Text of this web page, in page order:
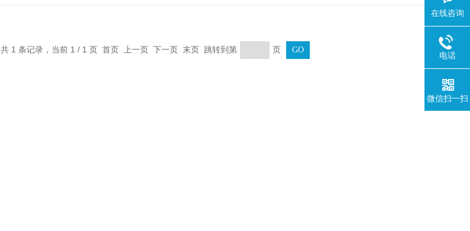
共 1 条记录，当前 1 / 1 页 首页 上一页 下一页 末页 跳转到第 页
在线咨询
电话
微信扫一扫